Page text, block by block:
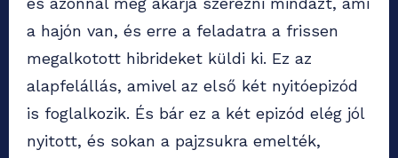
a hajón van, és erre a feladatra a frissen
megalkotott hibrideket küldi ki. Ez az
alapfelállás, amivel az első két nyitóepizód
is foglalkozik. És bár ez a két epizód elég jól
nyitott, és sokan a pajzsukra emelték,